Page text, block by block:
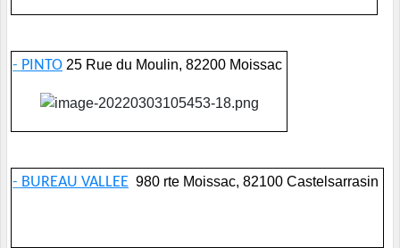
- PINTO 25 Rue du Moulin, 82200 Moissac
- BUREAU VALLEE 980 rte Moissac, 82100 Castelsarrasin